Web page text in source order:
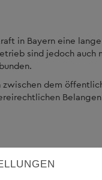
in Bayern eine
sind jedoch auch
dem